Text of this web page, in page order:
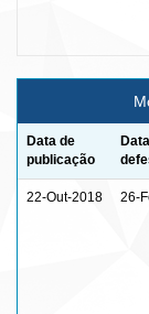
Data de
publicação
22-Out-2018 26-